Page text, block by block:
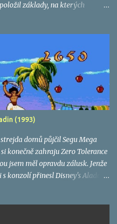
základy, na kterých
(1993)
domů půjčil Segu Mega
konečně zahraju Zero Tolerance
jsem měl opravdu zálusk. Jenže
konzolí přinesl Disney's Aladdin